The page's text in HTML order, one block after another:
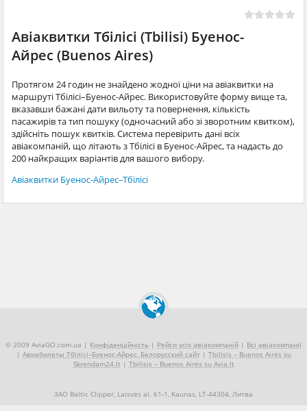
Авіаквитки Тбілісі (Tbilisi) Буенос-
Айрес (Buenos Aires)
Протягом 24 годин не знайдено жодної ціни на авіаквитки на
маршруті Тбілісі–Буенос-Айрес. Використовуйте форму вище та,
вказавши бажані дати вильоту та повернення, кількість
пасажирів та тип пошуку (одночасний або зі зворотним квитком),
здійсніть пошук квитків. Система перевірить дані всіх
авіакомпаній, що літають з Тбілісі в Буенос-Айрес, та надасть до
200 найкращих варіантів для вашого вибору.
Авіаквитки Буенос-Айрес–Тбілісі
© 2009 AviaGO.com.ua | Конфіденційність | Рейси усіх авіакомпаній | Всі авіакомпанії
| Авиабилеты Тбілісі–Буенос-Айрес, Белорусский сайт| Tbilisis – Buenos Airės su
Skrendam24.lt | Tbilisis – Buenos Airės su Avia.lt
ЗАО Baltic Clipper, Laisvės al. 61-1, Kaunas, LT-44304, Литва